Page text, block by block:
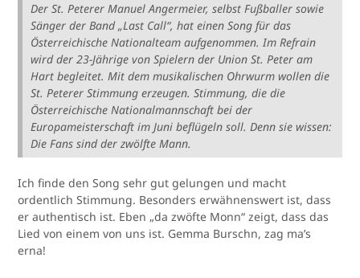
Der St. Peterer Manuel Angermeier, selbst Fußballer sowie
Sänger der Band „Last Call“, hat einen Song für das
Österreichische Nationalteam aufgenommen. Im Refrain
wird der 23-Jährige von Spielern der Union St. Peter am
Hart begleitet. Mit dem musikalischen Ohrwurm wollen die
St. Peterer Stimmung erzeugen. Stimmung, die die
Österreichische Nationalmannschaft bei der
Europameisterschaft im Juni beflügeln soll. Denn sie wissen:
Die Fans sind der zwölfte Mann.
Ich finde den Song sehr gut gelungen und macht
ordentlich Stimmung. Besonders erwähnenswert ist, dass
er authentisch ist. Eben „da zwöfte Monn“ zeigt, dass das
Lied von einem von uns ist. Gemma Burschn, zag ma’s
erna!